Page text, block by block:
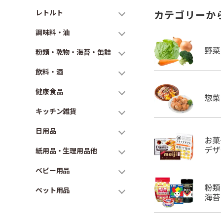
レトルト
調味料・油
粉類・乾物・海苔・缶詰
飲料・酒
健康食品
キッチン雑貨
日用品
紙用品・生理用品他
ベビー用品
ペット用品
カテゴリーか